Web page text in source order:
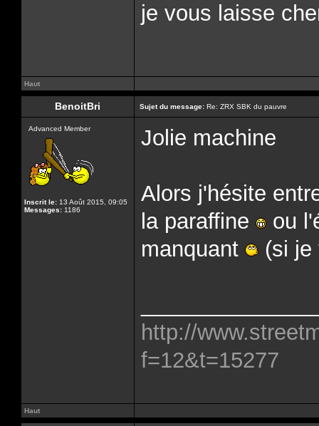
je vous laisse
Haut
BenoitBri Sujet du message: Re: ZRX SBK du pauvre
Advanced Member
Inscrit le: 13 Août 2015, 09:05
Messages: 1186
Jolie machine
Alors j'hésite
la paraffine
ou
manquant
(si je
http://
f=12&t=15277
Haut